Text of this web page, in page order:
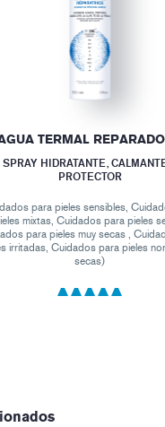
TERMAL
SPRAY HIDRATANTE,
PROTECTOR
para pieles sensibles,
mixtas, Cuidados para pieles
para pieles muy secas ,
irritadas, Cuidados para pieles
secas)